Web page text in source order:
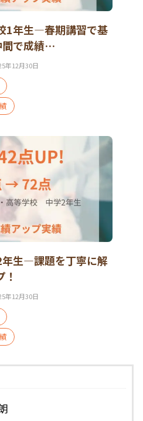
1年生―春期講習で基
間で成績…
年12月30日
生―課題を丁寧に解
年12月30日